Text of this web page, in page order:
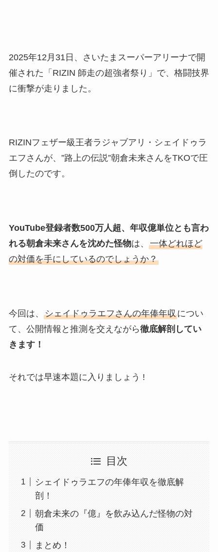
2025年12月31日、さいたまスーパーアリーナで開
催された「RIZIN 師走の超強者祭り」で、格闘技界
に衝撃が走りました。
RIZINフェザー級王者ラジャブアリ・シェイドゥラ
エフさんが、”路上の伝説”朝倉未来さんをTKOで圧
倒したのです。
YouTube登録者数500万人超、年収億単位とも言わ
れる朝倉未来さんを沈めた怪物は、 一体どれほど
の対価を手にしているのでしょうか？
今回は、 シェイドゥラエフさんの年俸年収につい
て、公開情報と推測を交えながら徹底解剖してい
きます！
それでは早速本題に入りましょう !
目次
シェイドゥラエフの年俸年収を徹底解
剖！
朝倉未来の『億』を飲み込んだ怪物の対
価
まとめ！